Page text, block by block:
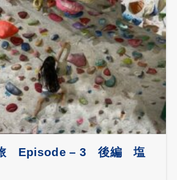
旅 Episode – 3 後編 塩